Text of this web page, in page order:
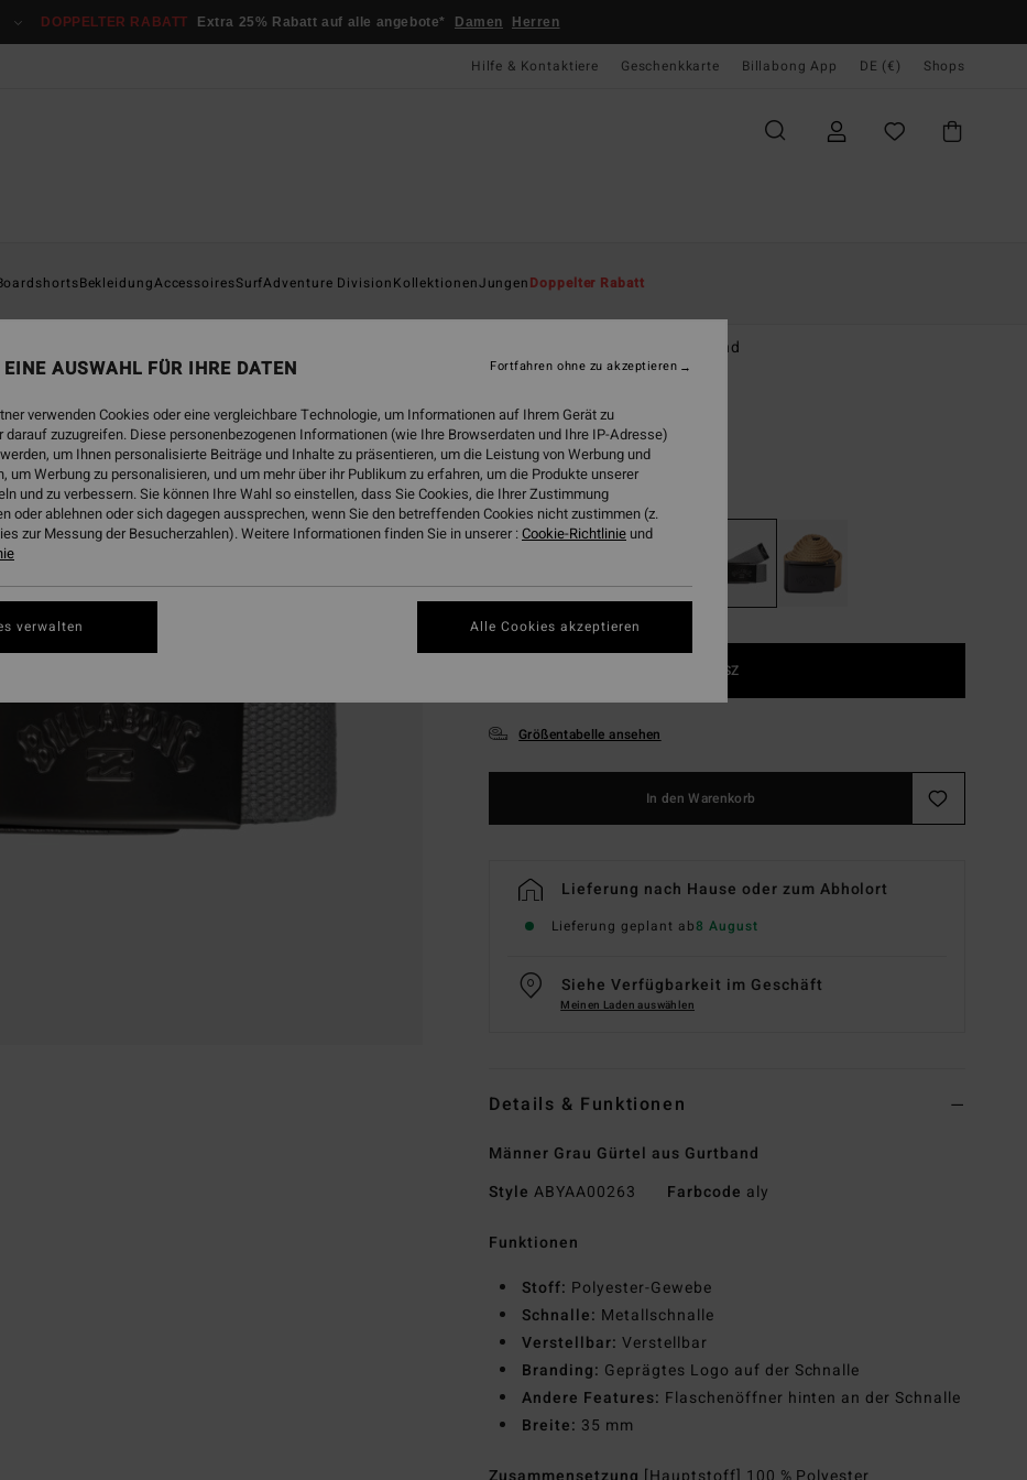
DOPPELTER RABATT Extra 25% Rabatt auf alle angebote* Damen Herren
Hilfe & Kontaktiere Geschenkkarte Billabong App DE (€) Shops
BekleidungAccessoiresSurfAdventure DivisionKollektionenJungenDoppelter Rabatt
Cog
Männer Grau Gürtel aus Gurtband
19,95 €
FarbeAlloy
1SZ
Größentabelle ansehen
In den Warenkorb
Lieferung nach Hause oder zum Abholort
Lieferung geplant ab8 August
Siehe Verfügbarkeit im Geschäft
Meinen Laden auswählen
Details & Funktionen
Männer Grau Gürtel aus Gurtband
Style ABYAA00263 Farbcode aly
Funktionen
Stoff: Polyester-Gewebe
Schnalle: Metallschnalle
Verstellbar: Verstellbar
Branding: Geprägtes Logo auf der Schnalle
Andere Features: Flaschenöffner hinten an der Schnalle
Breite: 35 mm
AUSWAHL FÜR IHRE DATEN
verwenden Cookies oder eine vergleichbare Technologie, um Informationen auf Ihrem Gerät zu
zuzugreifen. Diese personenbezogenen Informationen (wie Ihre Browserdaten und Ihre IP-Adresse)
um Ihnen personalisierte Beiträge und Inhalte zu präsentieren, um die Leistung von Werbung und
um Werbung zu personalisieren, und um mehr über ihr Publikum zu erfahren, um die Produkte unserer
und zu verbessern. Sie können Ihre Wahl so einstellen, dass Sie Cookies, die Ihrer Zustimmung
oder ablehnen oder sich dagegen aussprechen, wenn Sie den betreffenden Cookies nicht zustimmen (z.
zur Messung der Besucherzahlen). Weitere Informationen finden Sie in unserer :Cookie-Richtlinie und
verwalten
Fortfahren ohne zu akzeptieren
Alle Cookies akzeptieren